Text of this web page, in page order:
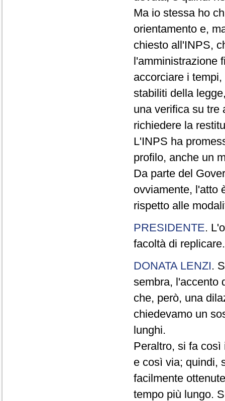
Ma io stessa ho
orientamento e,
chiesto all'INPS,
l'amministrazione
accorciare i
stabiliti della
una verifica su tre
richiedere la
L'INPS ha
profilo, anche un
Da parte del
ovviamente, l'atto
rispetto alle
PRESIDENTE.
facoltà di replicare.
DONATA LENZI.
sembra, l'accento
che, però, una
chiedevamo un
lunghi.
Peraltro, si fa così
e così via; quindi,
facilmente
tempo più lungo.